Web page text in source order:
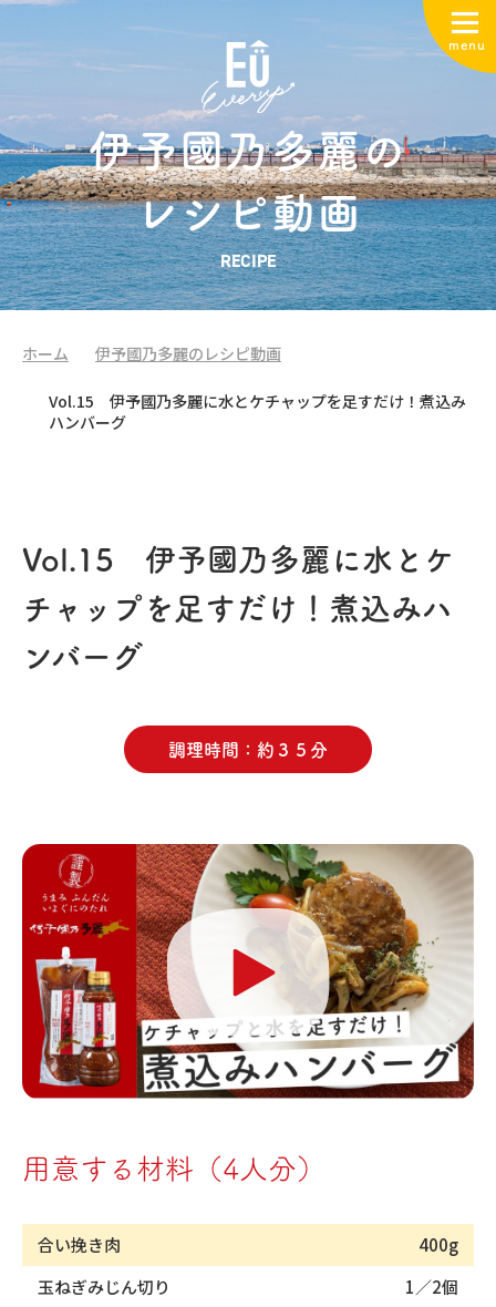
menu
伊予國乃多麗の
レシピ動画
RECIPE
ホーム 伊予國乃多麗のレシピ動画
Vol.15 伊予國乃多麗に水とケチャップを足すだけ！煮込み
ハンバーグ
Vol.15 伊予國乃多麗に水とケ
チャップを足すだけ！煮込みハ
ンバーグ
調理時間 約３５分
用意する材料（4人分）
合い挽き肉
400g
玉ねぎみじん切り
1／2個